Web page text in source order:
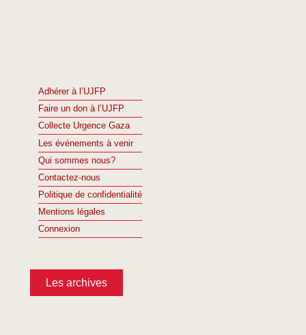
Adhérer à l’UJFP
Faire un don à l’UJFP
Collecte Urgence Gaza
Les événements à venir
Qui sommes nous?
Contactez-nous
Politique de confidentialité
Mentions légales
Connexion
Les archives